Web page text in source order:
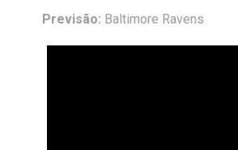
Previsão: Baltimore Ravens